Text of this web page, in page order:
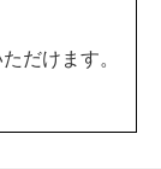
だけます。